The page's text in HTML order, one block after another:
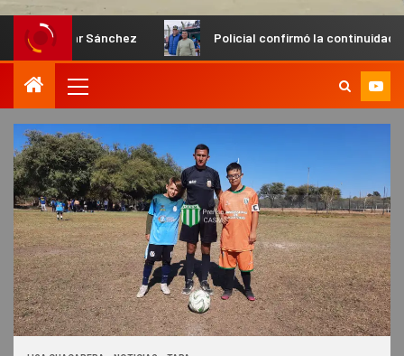
Policial confirmó la continuidad de Galíndez y